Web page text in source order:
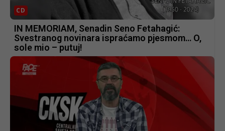
CD
IN MEMORIAM, Senadin Seno Fetahagić:
Svestranog novinara ispraćamo pjesmom… O,
sole mio – putuj!